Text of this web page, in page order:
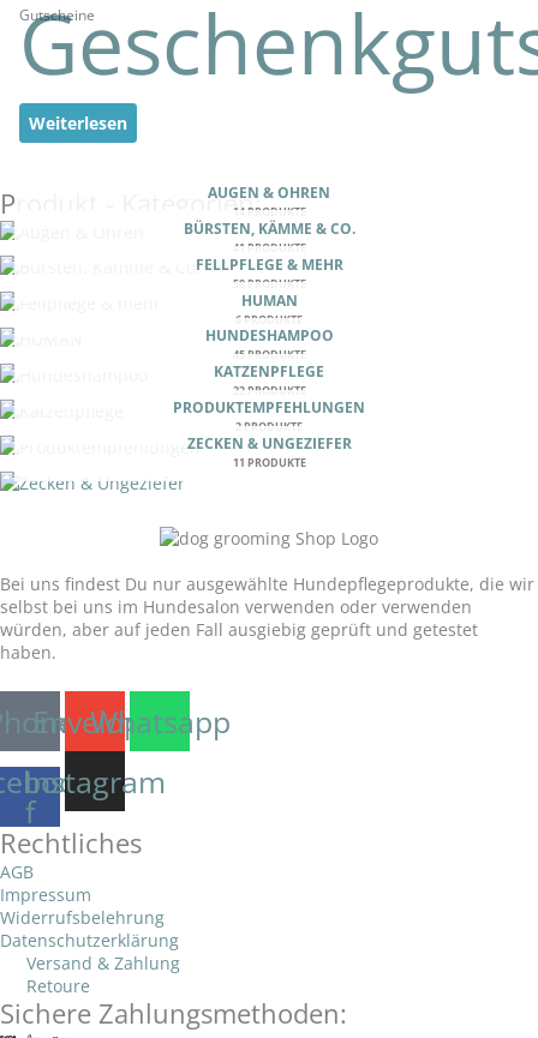
Gutscheine
Weiterlesen
Produkt - Kategorien:AUGEN & OHREN
14 PRODUKTE
BÜRSTEN, KÄMME & CO.
41 PRODUKTE
FELLPFLEGE & MEHR
58 PRODUKTE
HUMAN
6 PRODUKTE
HUNDESHAMPOO
45 PRODUKTE
KATZENPFLEGE
22 PRODUKTE
PRODUKTEMPFEHLUNGEN
2 PRODUKTE
ZECKEN & UNGEZIEFER
11 PRODUKTE
Bei uns findest Du nur ausgewählte Hundepflegeprodukte, die wir
selbst bei uns im Hundesalon verwenden oder verwenden
würden, aber auf jeden Fall ausgiebig geprüft und getestet
haben.
Envelope
Whatsapp
f
Instagram
Rechtliches
AGB
Impressum
Widerrufsbelehrung
Datenschutzerklärung
Versand & Zahlung
Retoure
Sichere Zahlungsmethoden: